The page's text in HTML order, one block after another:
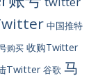
中国推特
购买 收购Twitter
Twitter 谷歌 马